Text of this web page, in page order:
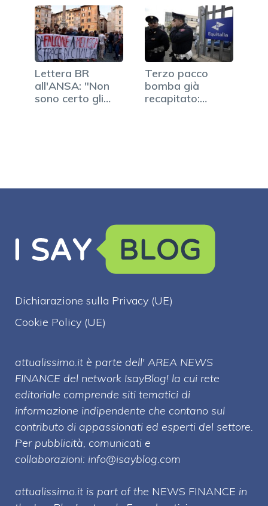
Lettera BR
all'ANSA: "Non
sono certo gli
Terzo pacco
bomba già
recapitato:
Dichiarazione sulla Privacy (UE)
Cookie Policy (UE)
attualissimo.it è parte dell' AREA NEWS
FINANCE del network IsayBlog! la cui rete
editoriale comprende siti tematici di
informazione indipendente che contano sul
contributo di appassionati ed esperti del settore.
Per pubblicità, comunicati e
collaborazioni: info@isayblog.com
attualissimo.it is part of the NEWS FINANCE in